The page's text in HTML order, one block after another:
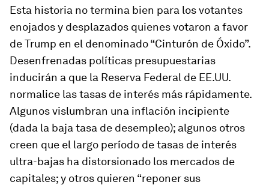
Esta historia no termina bien para los votantes
enojados y desplazados quienes votaron a favor
de Trump en el denominado “Cinturón de Óxido”.
Desenfrenadas políticas presupuestarias
inducirán a que la Reserva Federal de EE.UU.
normalice las tasas de interés más rápidamente.
Algunos vislumbran una inflación incipiente
(dada la baja tasa de desempleo); algunos otros
creen que el largo período de tasas de interés
ultra-bajas ha distorsionado los mercados de
capitales; y otros quieren “reponer sus